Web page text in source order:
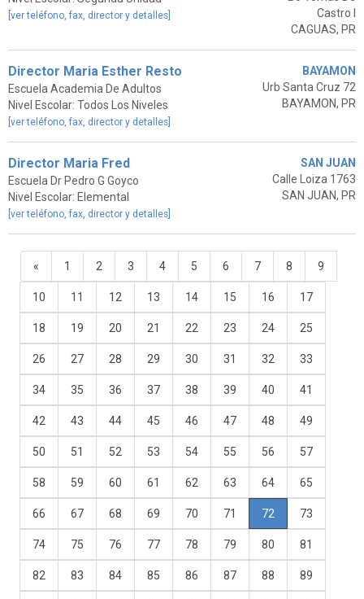
[ver teléfono, fax, director y detalles]
Castro I
CAGUAS, PR
Director Maria Esther Resto
Escuela Academia De Adultos
Nivel Escolar: Todos Los Niveles
[ver teléfono, fax, director y detalles]
BAYAMON
Urb Santa Cruz 72
BAYAMON, PR
Director Maria Fred
Escuela Dr Pedro G Goyco
Nivel Escolar: Elemental
[ver teléfono, fax, director y detalles]
SAN JUAN
Calle Loiza 1763
SAN JUAN, PR
« 1 2 3 4 5 6 7 8 9
10 11 12 13 14 15 16 17
18 19 20 21 22 23 24 25
26 27 28 29 30 31 32 33
34 35 36 37 38 39 40 41
42 43 44 45 46 47 48 49
50 51 52 53 54 55 56 57
58 59 60 61 62 63 64 65
66 67 68 69 70 71 72 73
74 75 76 77 78 79 80 81
82 83 84 85 86 87 88 89